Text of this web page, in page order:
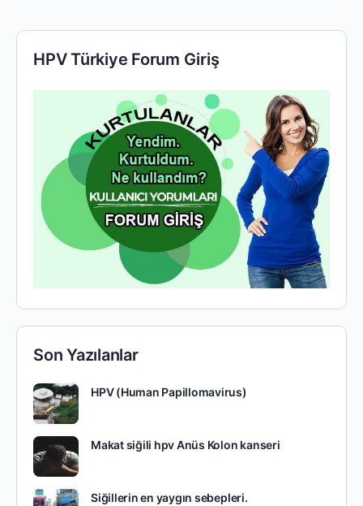
HPV Türkiye Forum Giriş
Son Yazılanlar
HPV (Human Papillomavirus)
Makat siğili hpv Anüs Kolon kanseri
Siğillerin en yaygın sebepleri.